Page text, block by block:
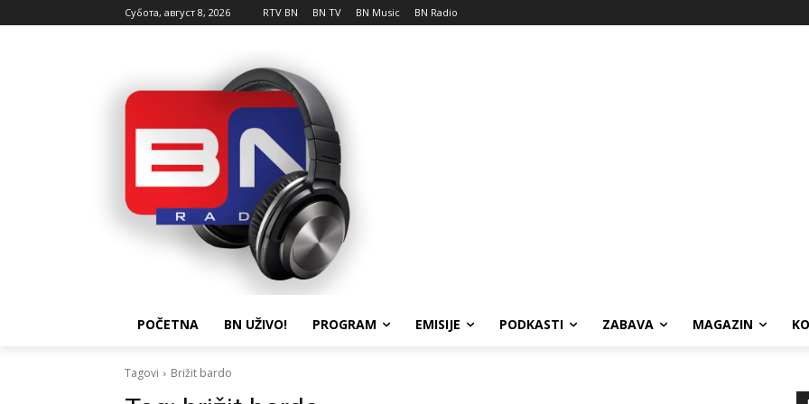
Субота, август 8, 2026 RTV BN BN TV BN Music BN Radio
POČETNA BN UŽIVO! PROGRAM EMISIJE PODKASTI ZABAVA MAGAZIN
Tagovi Brižit bardo